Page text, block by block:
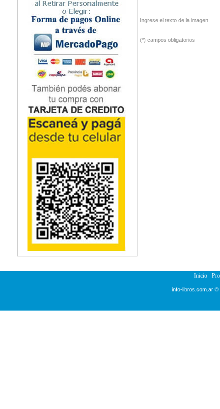
Ingrese el texto de la imagen
(*) campos obligatorios
Inicio
info-libros.com.ar